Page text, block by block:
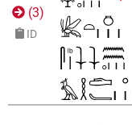
(3)
ID